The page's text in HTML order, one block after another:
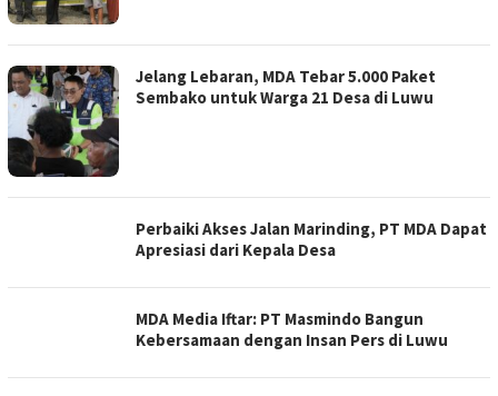
Jelang Lebaran, MDA Tebar 5.000 Paket
Sembako untuk Warga 21 Desa di Luwu
Perbaiki Akses Jalan Marinding, PT MDA Dapat
Apresiasi dari Kepala Desa
MDA Media Iftar: PT Masmindo Bangun
Kebersamaan dengan Insan Pers di Luwu